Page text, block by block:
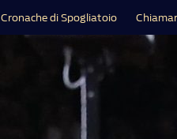
Cronache di Spogliatoio